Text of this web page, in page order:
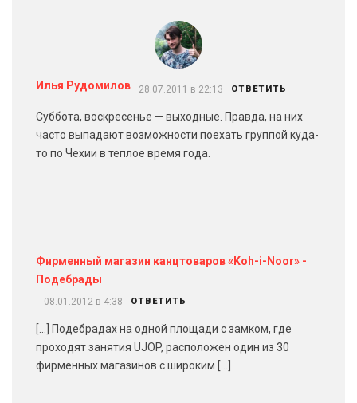
Илья Рудомилов 28.07.2011 в 22:13 ОТВЕТИТЬ
Суббота, воскресенье — выходные. Правда, на них
часто выпадают возможности поехать группой куда-
то по Чехии в теплое время года.
Фирменный магазин канцтоваров «Koh-i-Noor» -
Подебрады
08.01.2012 в 4:38 ОТВЕТИТЬ
[…] Подебрадах на одной площади с замком, где
проходят занятия UJOP, расположен один из 30
фирменных магазинов с широким […]